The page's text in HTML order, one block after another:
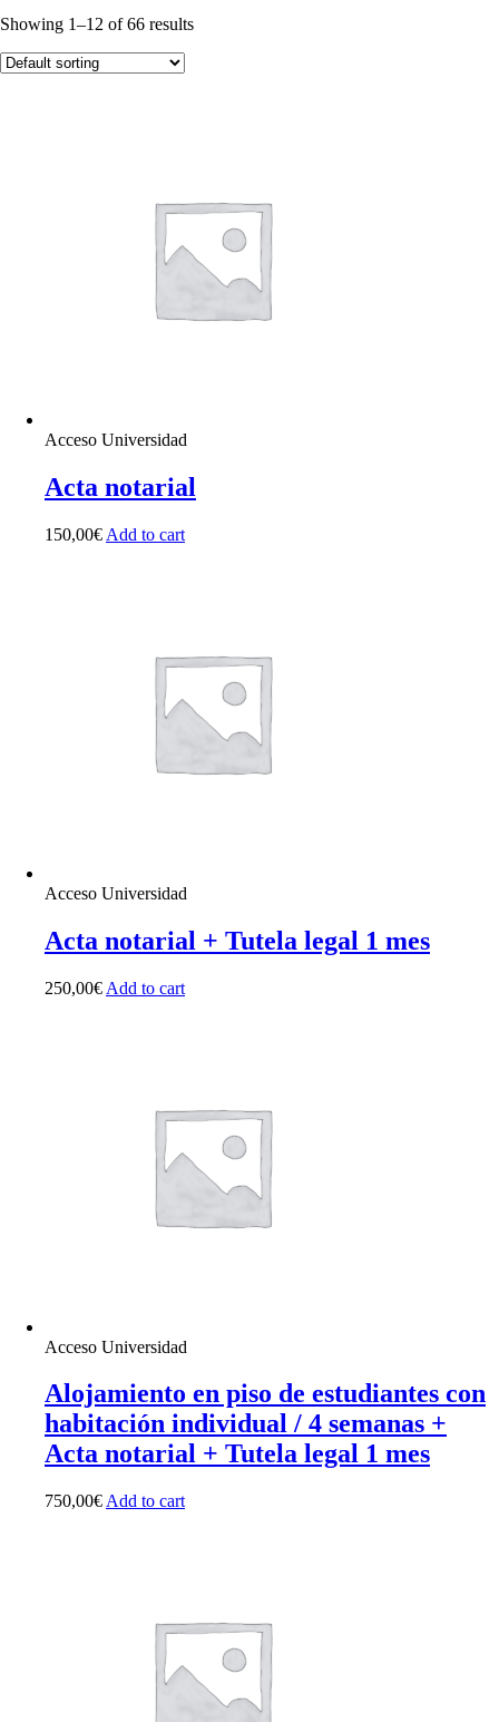
Showing 1–12 of 66 results
Acceso Universidad
Acta notarial
150,00€ Add to cart
Acceso Universidad
Acta notarial + Tutela legal 1 mes
250,00€ Add to cart
Acceso Universidad
Alojamiento en piso de estudiantes con
habitación individual / 4 semanas +
Acta notarial + Tutela legal 1 mes
750,00€ Add to cart